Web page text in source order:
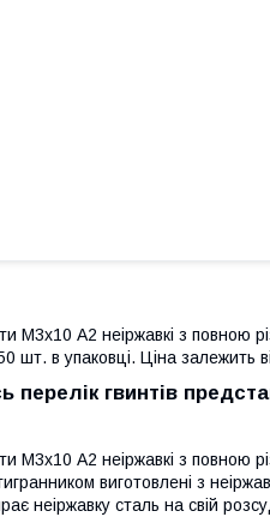
М3х10 А2 неіржавкі з повною
шт. в упаковці. Ціна залежить
перелік гвинтів
М3х10 А2 неіржавкі з повною
виготовлені з
неіржавку сталь на свій